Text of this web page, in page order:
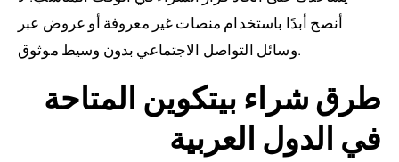
أنصح أبدًا باستخدام منصات غير معروفة أو عروض عبر
وسائل التواصل الاجتماعي بدون وسيط موثوق.
طرق شراء بيتكوين المتاحة
في الدول العربية